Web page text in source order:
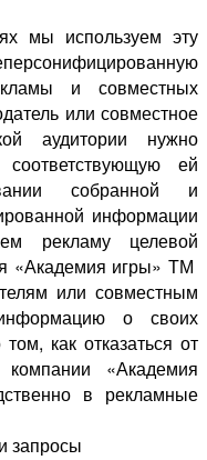
мы используем эту
и совместных
или совместное
аудитории нужно
соответствующую ей
собранной и
информации
рекламу целевой
«Академия игры» ТМ
или совместным
о своих
как отказаться от
компании «Академия
в рекламные
запросы